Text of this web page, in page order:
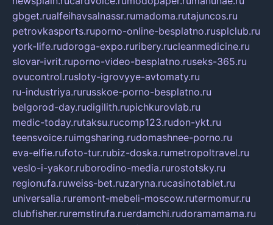
gbget.rualfeihavsalnassr.rumadoma.rutajuncos.ru
petrovkasports.ruporno-online-besplatno.rusplclub.ru
york-life.rudoroga-expo.ruribery.rucleanmedicine.ru
slovar-ivrit.ruporno-video-besplatno.ruseks-365.ru
ovucontrol.rusloty-igrovyye-avtomaty.ru
ru-industriya.rurusskoe-porno-besplatno.ru
belgorod-day.rudigilith.rupichkurovlab.ru
medic-today.rutaksu.rucomp123.rudon-ykt.ru
teensvoice.ruimgsharing.rudomashnee-porno.ru
eva-elfie.rufoto-tur.rubiz-doska.rumetropoltravel.ru
veslo-i-yakor.ruborodino-media.rurostotsky.ru
regionufa.ruweiss-bet.ruzaryna.rucasinotablet.ru
universalia.ruremont-mebeli-moscow.rutermomur.ru
clubfisher.ruremstirufa.ruerdamchi.rudoramamama.ru